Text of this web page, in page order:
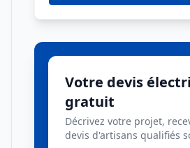
Votre devis
gratuit
Décrivez votre projet,
devis d'artisans qualifiés